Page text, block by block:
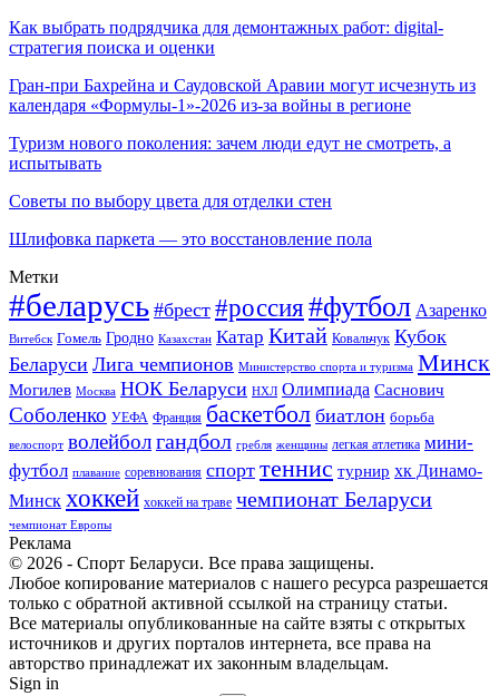
Как выбрать подрядчика для демонтажных работ: digital-
стратегия поиска и оценки
Гран-при Бахрейна и Саудовской Аравии могут исчезнуть из
календаря «Формулы-1»-2026 из-за войны в регионе
Туризм нового поколения: зачем люди едут не смотреть, а
испытывать
Советы по выбору цвета для отделки стен
Шлифовка паркета — это восстановление пола
Метки
#беларусь #брест #россия#футбол Азаренко
Витебск Гомель Гродно Казахстан Катар Китай Ковальчук Кубок
Беларуси Лига чемпионов Министерство спорта и туризма Минск
Могилев Москва НОК Беларуси НХЛ Олимпиада Саснович
Соболенко УЕФА Франция баскетбол биатлон борьба
велоспорт волейболгандбол гребля женщины легкая атлетика мини-
футбол плавание соревнования спорт теннис турнир хк Динамо-
Минск хоккей хоккей на траве чемпионат Беларуси
чемпионат Европы
Реклама
© 2026 - Спорт Беларуси. Все права защищены.
Любое копирование материалов с нашего ресурса разрешается
только с обратной активной ссылкой на страницу статьи.
Все материалы опубликованные на сайте взяты с открытых
источников и других порталов интернета, все права на
авторство принадлежат их законным владельцам.
Sign in